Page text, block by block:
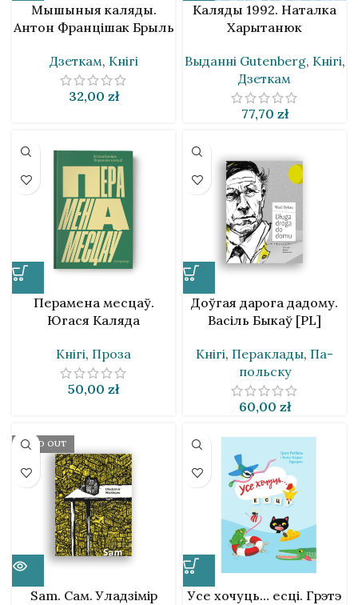
Мышыныя каляды.
Антон Францішак Брыль
Дзеткам, Кнігі
32,00 zł
Каляды 1992. Наталка
Харытанюк
Выданнi Gutenberg, Кнігі,
Дзеткам
77,70 zł
Перамена месцаў.
Югася Каляда
Кнігі, Проза
50,00 zł
Доўгая дарога дадому.
Васіль Быкаў [PL]
Кнігі, Пераклады, Па-
польску
60,00 zł
SOLD OUT
Sam. Сам. Уладзімір
Усе хочуць… есці. Грэтэ